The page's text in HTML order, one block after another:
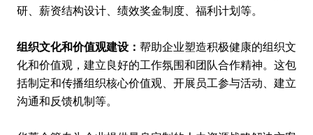
研、薪资结构设计、绩效奖金制度、福利计划等。
组织文化和价值观建设： 帮助企业塑造积极健康的组织文
化和价值观，建立良好的工作氛围和团队合作精神。这包
括制定和传播组织核心价值观、开展员工参与活动、建立
沟通和反馈机制等。